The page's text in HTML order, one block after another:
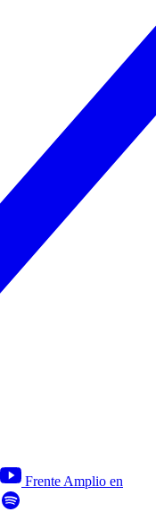
Frente Amplio en